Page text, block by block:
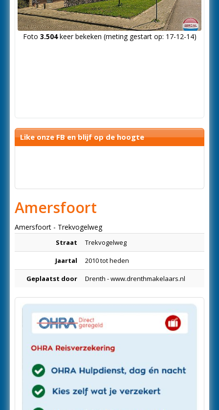
Foto 3.504keer bekeken (meting gestart op: 17-12-14)
Like onze FB en blijf op de hoogte
Amersfoort
Amersfoort - Trekvogelweg
Straat Trekvogelweg
Jaartal 2010 tot heden
Geplaatst door Drenth - www.drenthmakelaars.nl